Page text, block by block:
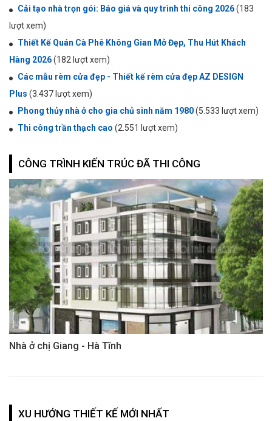
Cải tạo nhà trọn gói: Báo giá và quy trình thi công 2026(183
lượt xem)
Thiết Kế Quán Cà Phê Không Gian Mở Đẹp, Thu Hút Khách
Hàng 2026(182 lượt xem)
Các mẫu rèm cửa đẹp - Thiết kế rèm cửa đẹp AZ DESIGN
Plus (3.437 lượt xem)
Phong thủy nhà ở cho gia chủ sinh năm 1980(5.533 lượt xem)
Thi công trần thạch cao (2.551 lượt xem)
CÔNG TRÌNH KIẾN TRÚC ĐÃ THI CÔNG
Nhà ở chị Giang - Hà Tĩnh
XU HƯỚNG THIẾT KẾ MỚI NHẤT